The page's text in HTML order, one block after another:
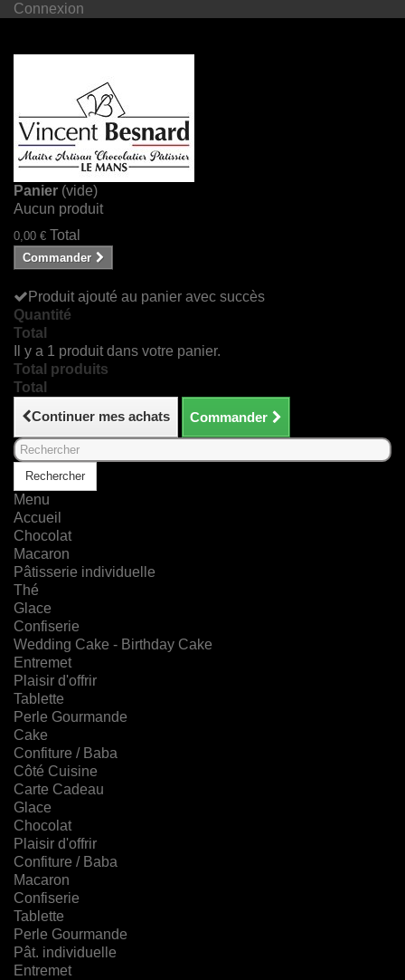
Connexion
Panier (vide)
Aucun produit
0,00 € Total
Commander
Produit ajouté au panier avec succès
Quantité
Total
Il y a 1 produit dans votre panier.
Total produits
Total
Continuer mes achats
Commander
Rechercher
Menu
Accueil
Chocolat
Macaron
Pâtisserie individuelle
Thé
Glace
Confiserie
Wedding Cake - Birthday Cake
Entremet
Plaisir d'offrir
Tablette
Perle Gourmande
Cake
Confiture / Baba
Côté Cuisine
Carte Cadeau
Glace
Chocolat
Plaisir d'offrir
Confiture / Baba
Macaron
Confiserie
Tablette
Perle Gourmande
Pât. individuelle
Entremet